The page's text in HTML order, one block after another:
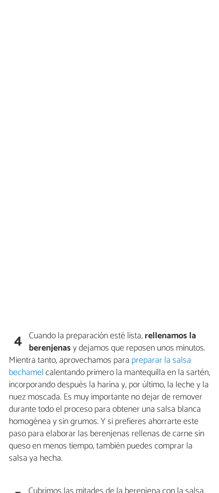
4 Cuando la preparación esté lista,rellenamos la
berenjenasy dejamos que reposen unos minutos.
Mientra tanto, aprovechamos para preparar la salsa
bechamelcalentando primero la mantequilla en la sartén,
incorporando después la harina y, por último, la leche y la
nuez moscada. Es muy importante no dejar de remover
durante todo el proceso para obtener una salsa blanca
homogénea y sin grumos. Y si prefieres ahorrarte este
paso para elaborar las berenjenas rellenas de carne sin
queso en menos tiempo, también puedes comprar la
salsa ya hecha.